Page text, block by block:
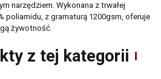
narzędziem. Wykonana z trwałej
poliamidu, z gramaturą 1200gsm, oferuje
żywotność.
z tej kategorii